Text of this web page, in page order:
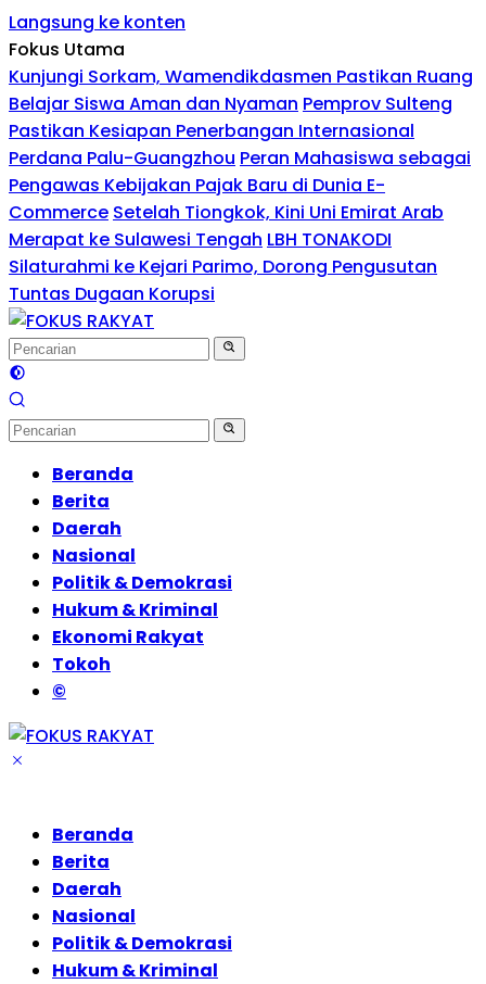
Langsung ke konten
Fokus Utama
Kunjungi Sorkam, Wamendikdasmen Pastikan Ruang
Belajar Siswa Aman dan Nyaman Pemprov Sulteng
Pastikan Kesiapan Penerbangan Internasional
Perdana Palu-Guangzhou Peran Mahasiswa sebagai
Pengawas Kebijakan Pajak Baru di Dunia E-
Commerce Setelah Tiongkok, Kini Uni Emirat Arab
Merapat ke Sulawesi Tengah LBH TONAKODI
Silaturahmi ke Kejari Parimo, Dorong Pengusutan
Tuntas Dugaan Korupsi
Beranda
Berita
Daerah
Nasional
Politik & Demokrasi
Hukum & Kriminal
Ekonomi Rakyat
Tokoh
©
Beranda
Berita
Daerah
Nasional
Politik & Demokrasi
Hukum & Kriminal